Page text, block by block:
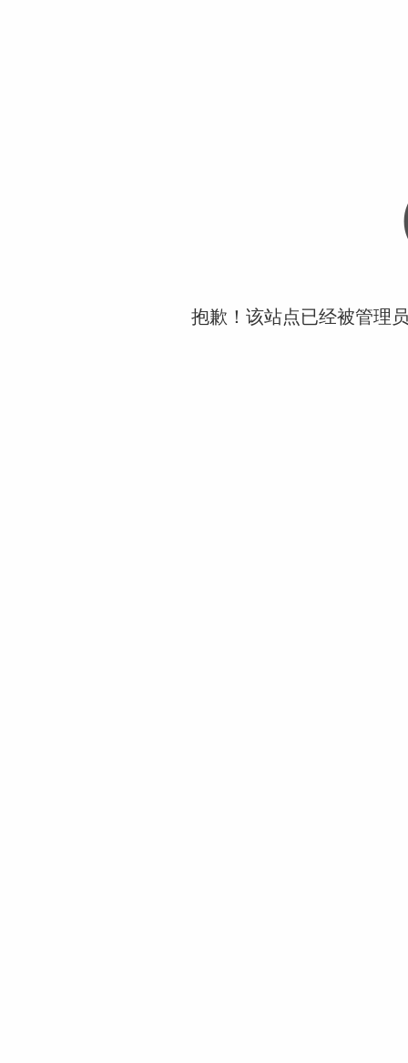
抱歉！该站点已经被管理